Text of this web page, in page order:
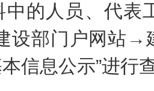
中的人员、代表
设部门户网站→
信息公示”进行